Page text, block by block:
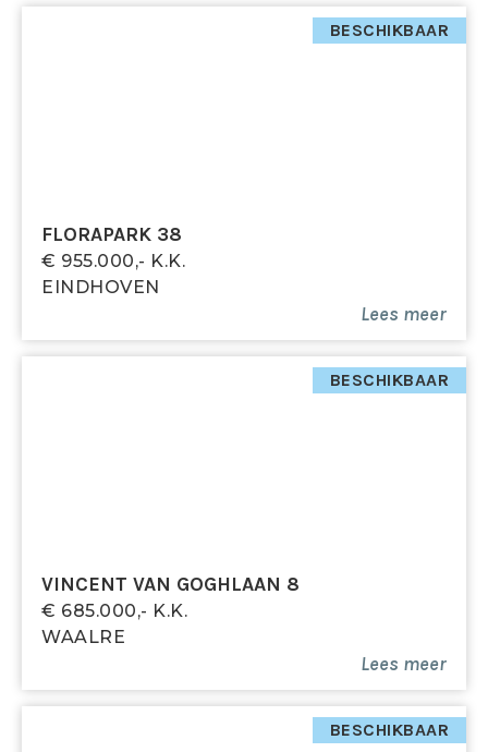
BESCHIKBAAR
FLORAPARK 38
€ 955.000,- K.k.
EINDHOVEN
Lees meer
BESCHIKBAAR
VINCENT VAN GOGHLAAN 8
€ 685.000,- K.k.
WAALRE
Lees meer
BESCHIKBAAR